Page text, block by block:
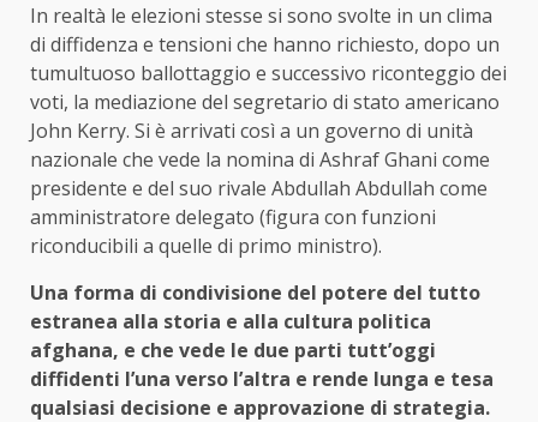
In realtà le elezioni stesse si sono svolte in un clima
di diffidenza e tensioni che hanno richiesto, dopo un
tumultuoso ballottaggio e successivo riconteggio dei
voti, la mediazione del segretario di stato americano
John Kerry. Si è arrivati così a un governo di unità
nazionale che vede la nomina di Ashraf Ghani come
presidente e del suo rivale Abdullah Abdullah come
amministratore delegato (figura con funzioni
riconducibili a quelle di primo ministro).
Una forma di condivisione del potere del tutto
estranea alla storia e alla cultura politica
afghana, e che vede le due parti tutt’oggi
diffidenti l’una verso l’altra e rende lunga e tesa
qualsiasi decisione e approvazione di strategia.